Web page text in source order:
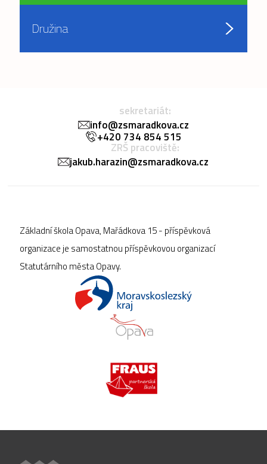
Družina
sekretariát:
info@zsmaradkova.cz
+420 734 854 515
ZRŠ pracoviště:
jakub.harazin@zsmaradkova.cz
Základní škola Opava, Mařádkova 15 - příspěvková
organizace je samostatnou příspěvkovou organizací
Statutárního města Opavy.